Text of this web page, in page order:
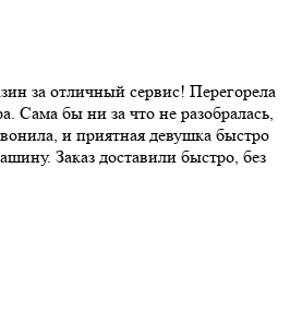
за отличный сервис! Перегорела
Сама бы ни за что не разобралась,
и приятная девушка быстро
Заказ доставили быстро, без